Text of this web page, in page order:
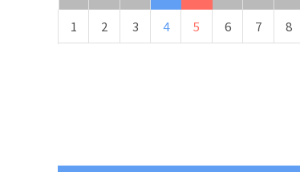
1 2 3 4 5 6 7 8